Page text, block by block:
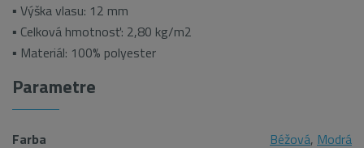
▪ Výška vlasu: 12 mm
▪ Celková hmotnosť: 2,80 kg/m2
▪ Materiál: 100% polyester
Parametre
Farba Béžová, Modrá